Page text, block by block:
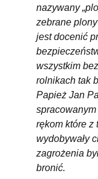
nazywany
zebrane
jest docenić
wszystkim
rolnikach tak
Papież Jan
spracowanym
rękom które z
wydobywały
zagrożenia
bronić.